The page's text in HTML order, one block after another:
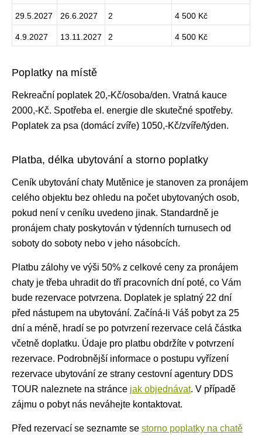
29.5.2027 26.6.2027 2 4 500 Kč
4.9.2027 13.11.2027 2 4 500 Kč
Poplatky na místě
Rekreační poplatek 20,-Kč/osoba/den. Vratná kauce
2000,-Kč. Spotřeba el. energie dle skutečné spotřeby.
Poplatek za psa (domácí zvíře) 1050,-Kč/zvíře/týden.
Platba, délka ubytování a storno poplatky
Ceník ubytování chaty Mutěnice je stanoven za pronájem
celého objektu bez ohledu na počet ubytovaných osob,
pokud není v ceníku uvedeno jinak. Standardně je
pronájem chaty poskytován v týdenních turnusech od
soboty do soboty nebo v jeho násobcích.
Platbu zálohy ve výši 50% z celkové ceny za pronájem
chaty je třeba uhradit do tří pracovních dní poté, co Vám
bude rezervace potvrzena. Doplatek je splatný 22 dní
před nástupem na ubytování. Začíná-li Váš pobyt za 25
dní a méně, hradí se po potvrzení rezervace celá částka
včetně doplatku. Údaje pro platbu obdržíte v potvrzení
rezervace. Podrobnější informace o postupu vyřízení
rezervace ubytování ze strany cestovní agentury DDS
TOUR naleznete na stránce jak objednávat. V případě
zájmu o pobyt nás neváhejte kontaktovat.
Před rezervací se seznamte se storno poplatky na chatě